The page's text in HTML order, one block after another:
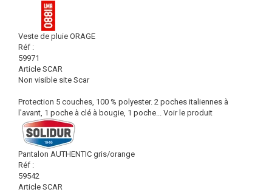
Veste de pluie ORAGE
Réf :
59971
Article SCAR
Non visible site Scar
Protection 5 couches, 100 % polyester. 2 poches italiennes à
l'avant, 1 poche à clé à bougie, 1 poche... Voir le produit
Pantalon AUTHENTIC gris/orange
Réf :
59542
Article SCAR